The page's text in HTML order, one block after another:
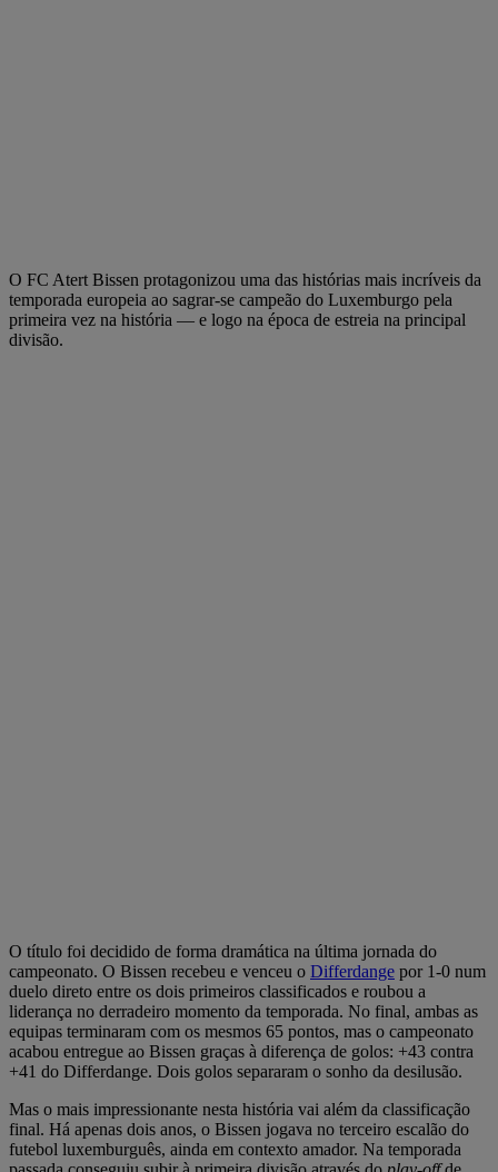
O FC Atert Bissen protagonizou uma das histórias mais incríveis da
temporada europeia ao sagrar-se campeão do Luxemburgo pela
primeira vez na história — e logo na época de estreia na principal
divisão.
O título foi decidido de forma dramática na última jornada do
campeonato. O Bissen recebeu e venceu o Differdange por 1-0 num
duelo direto entre os dois primeiros classificados e roubou a
liderança no derradeiro momento da temporada. No final, ambas as
equipas terminaram com os mesmos 65 pontos, mas o campeonato
acabou entregue ao Bissen graças à diferença de golos: +43 contra
+41 do Differdange. Dois golos separaram o sonho da desilusão.
Mas o mais impressionante nesta história vai além da classificação
final. Há apenas dois anos, o Bissen jogava no terceiro escalão do
futebol luxemburguês, ainda em contexto amador. Na temporada